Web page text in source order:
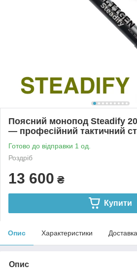
Поясний монопод Steadify
— професійний тактичний
Готово до відправки 1 од.
Роздріб
13 600 ₴
Купити
Опис Характеристики Доставка
Опис